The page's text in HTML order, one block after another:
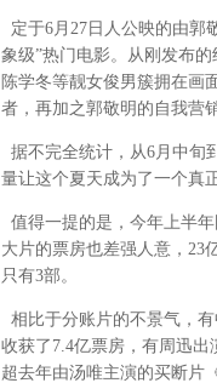
定于6月27日人公映的由郭
象级”热门电影。从刚发布
陈学冬等靓女俊男簇拥在画
者，再加之郭敬明的自我营
据不完全统计，从6月中旬
量让这个夏天成为了一个真
值得一提的是，今年上半
大片的票房也差强人意，23
只有3部。
相比于分账片的不景气，
收获了7.4亿票房，有周迅
超去年由汤唯主演的买断片